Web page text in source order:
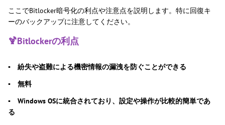
ここでBitlocker暗号化の利点や注意点を説明します。特に回復キ
ーのバックアップに注意してください。
🍹Bitlockerの利点
▪ 紛失や盗難による機密情報の漏洩を防ぐことができる
▪ 無料
▪ Windows OSに統合されており、設定や操作が比較的簡単であ
る